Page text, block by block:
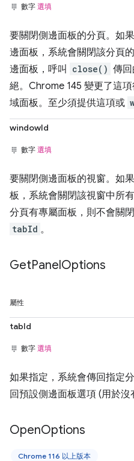
數字 選填
要關閉側邊面板的分頁。如
邊面板，系統會關閉該分頁
邊面板，呼叫
close() 傳
絕。Chrome 145 變更了這
域面板。至少須提供這項或
windowId
數字 選填
要關閉側邊面板的視窗。如
板，系統會關閉該視窗中所
分頁有專屬面板，則不會關
tabId 。
GetPanelOptions
屬性
tabId
數字 選填
如果指定，系統會傳回指定
回預設側邊面板選項 (用於沒
OpenOptions
Chrome 116 以上版本